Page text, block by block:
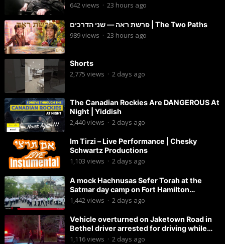
642views · 23 hours ago
פרשת ראה — שני הדרכים | The Two Paths
989views · 23 hours ago
Shorts
2,775 views · 2 days ago
The Canadian Rockies Are DANGEROUS At
Night | Yiddish
2,440views · 2 days ago
Im Tirzi – Live Performance | Chesky
Schwartz Productions
1,103 views · 2 days ago
A mock Hachnusas Sefer Torah at the
Satmar day camp on Fort Hamilton
Parkway.
1,442 views · 2 days ago
Vehicle overturned on Jaketown Road in
Bethel driver arrested for driving while
intoxicated.
1,116views · 2 days ago